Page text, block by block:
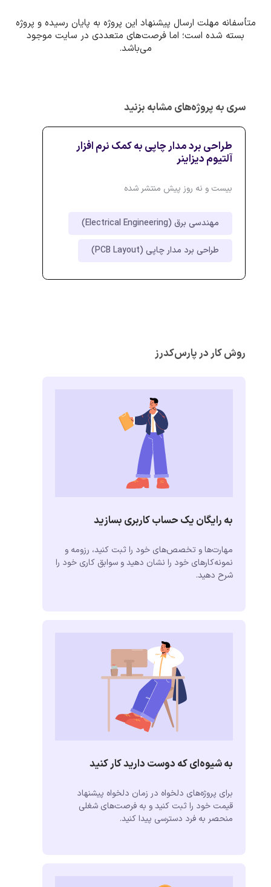
متأسفانه مهلت ارسال پیشنهاد این پروژه به پایان رسیده و پروژه
بسته شده است؛ اما فرصت‌های متعددی در سایت موجود
می‌باشد.
سری به پروژه‌های مشابه بزنید
طراحی برد مدار چاپی به کمک نرم افزار
آلتیوم دیزاینر
بیست و نه روز پیش منتشر شده
مهندسی برق (Electrical Engineering)
طراحی برد مدار چاپی (PCB Layout)
روش کار در پارس‌کدرز
به رایگان یک حساب کاربری بسازید
مهارت‌ها و تخصص‌های خود را ثبت کنید، رزومه و
نمونه‌کارهای خود را نشان دهید و سوابق کاری خود را
شرح دهید.
به شیوه‌ای که دوست دارید کار کنید
برای پروژه‌های دلخواه در زمان دلخواه پیشنهاد
قیمت خود را ثبت کنید و به فرصت‌های شغلی
منحصر به فرد دسترسی پیدا کنید.